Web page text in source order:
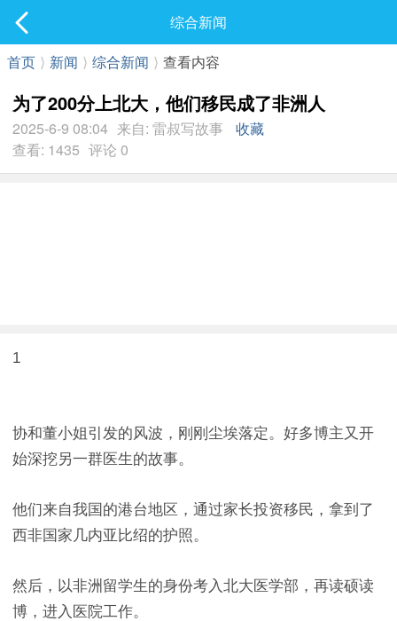
最新发表
综合新闻
首页 ⟩ 新闻 ⟩ 综合新闻 ⟩ 查看内容
为了200分上北大，他们移民成了非洲人
2025-6-9 08:04 来自: 雷叔写故事
收藏
查看: 1435 评论 0
1
协和董小姐引发的风波，刚刚尘埃落定。好多博主又开
始深挖另一群医生的故事。
他们来自我国的港台地区，通过家长投资移民，拿到了
西非国家几内亚比绍的护照。
然后，以非洲留学生的身份考入北大医学部，再读硕读
博，进入医院工作。